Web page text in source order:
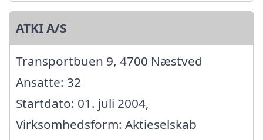
ATKI A/S
Transportbuen 9, 4700 Næstved
Ansatte: 32
Startdato: 01. juli 2004,
Virksomhedsform: Aktieselskab